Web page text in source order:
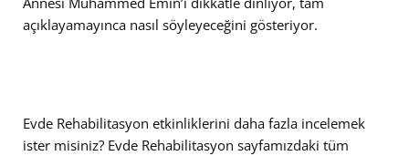
açıklayamayınca nasıl söyleyeceğini gösteriyor.
Evde Rehabilitasyon etkinliklerini daha fazla incelemek
ister misiniz? Evde Rehabilitasyon sayfamızdaki tüm